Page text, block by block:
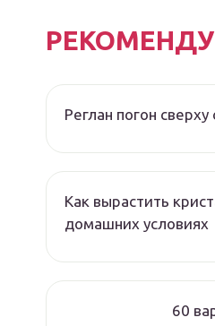
Реглан погон
Как вырастить
домашних условиях
60